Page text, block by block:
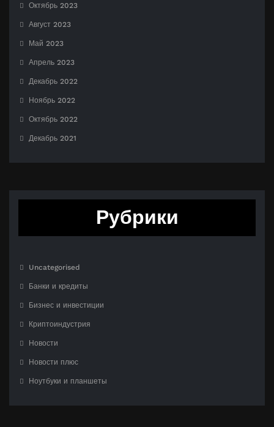
Октябрь 2023
Август 2023
Май 2023
Апрель 2023
Декабрь 2022
Ноябрь 2022
Октябрь 2022
Декабрь 2021
Рубрики
Uncategorised
Банки и кредиты
Бизнес и инвестиции
Криптоиндустрия
Новости
Новости плюс
Ноутбуки и планшеты